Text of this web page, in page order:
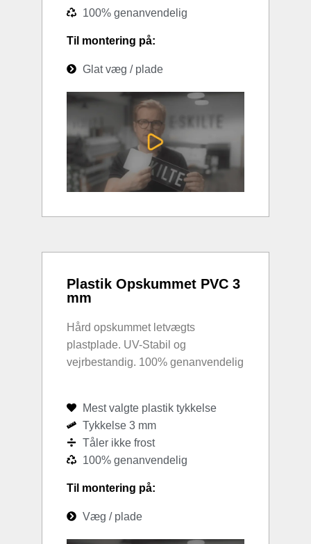
100% genanvendelig
Til montering på:
Glat væg / plade
Plastik Opskummet PVC 3
mm
Hård opskummet letvægts
plastplade. UV-Stabil og
vejrbestandig. 100% genanvendelig
Mest valgte plastik tykkelse
Tykkelse 3 mm
Tåler ikke frost
100% genanvendelig
Til montering på:
Væg / plade